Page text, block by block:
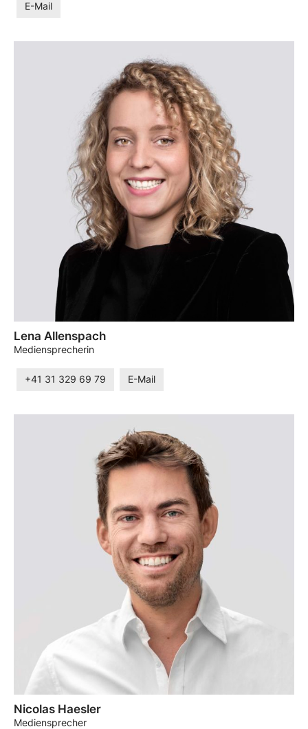
E-Mail
Lena Allenspach
Mediensprecherin
+41 31 329 69 79 E-Mail
Nicolas Haesler
Mediensprecher